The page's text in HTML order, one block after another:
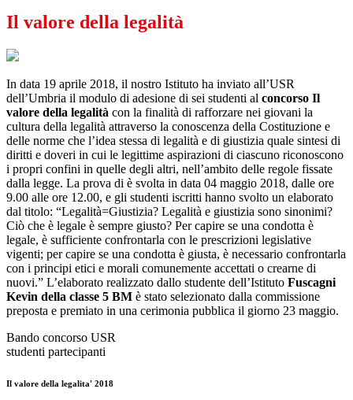
Il valore della legalità
In data 19 aprile 2018, il nostro Istituto ha inviato all’USR
dell’Umbria il modulo di adesione di sei studenti al concorso Il
valore della legalità con la finalità di rafforzare nei giovani la
cultura della legalità attraverso la conoscenza della Costituzione e
delle norme che l’idea stessa di legalità e di giustizia quale sintesi di
diritti e doveri in cui le legittime aspirazioni di ciascuno riconoscono
i propri confini in quelle degli altri, nell’ambito delle regole fissate
dalla legge. La prova di è svolta in data 04 maggio 2018, dalle ore
9.00 alle ore 12.00, e gli studenti iscritti hanno svolto un elaborato
dal titolo: “Legalità=Giustizia? Legalità e giustizia sono sinonimi?
Ciò che è legale è sempre giusto? Per capire se una condotta è
legale, è sufficiente confrontarla con le prescrizioni legislative
vigenti; per capire se una condotta è giusta, è necessario confrontarla
con i principi etici e morali comunemente accettati o crearne di
nuovi.” L’elaborato realizzato dallo studente dell’Istituto Fuscagni
Kevin della classe 5 BM è stato selezionato dalla commissione
preposta e premiato in una cerimonia pubblica il giorno 23 maggio.
Bando concorso USR
studenti partecipanti
Il valore della legalita' 2018